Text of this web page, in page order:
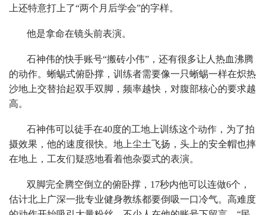
上还特意打上了“两个月后学会”的字样。
他是拿命在镜头前表演。
石神伟的快手账号“搬砖小伟”，还有很多让人热血沸腾
的动作。蜥蜴式俯卧撑，训练者需要像一只蜥蜴一样在炽热
沙地上交替抬起双手双脚，频率越快，对腹部核心的要求越
高。
石神伟可以徒手在40度的工地上训练这个动作，为了拍
摄效果，他的速度很快。地上尘土飞扬，头上的安全帽也摔
在地上，工友们疑惑地看着他杂耍式的表演。
双脚完全腾空倒立的俯卧撑，17秒内他可以连做6个，
估计北上广深一批专业健身教练都要倒吸一口冷气。高难度